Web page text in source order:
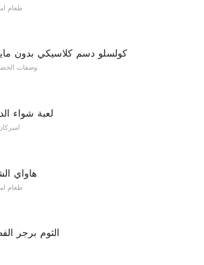
طعام
كولسلو دسم كلاسيكي بدون
وصفات
لعبة شواء
هاواي
طعام
الثوم برجر